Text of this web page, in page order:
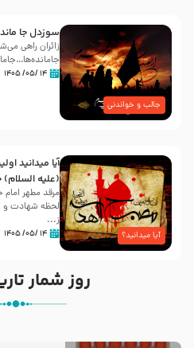
جالب و خواندنی
سوزدل جا
زائران راهی
۱۴ /۰۵/ ۱۴۰۵
آیا میدانید؟
آیا میدانید
(علیه
مرقد مطهر امام
لحظه شهادت و
ز...
۱۴ /۰۵/ ۱۴۰۵
روز شمار